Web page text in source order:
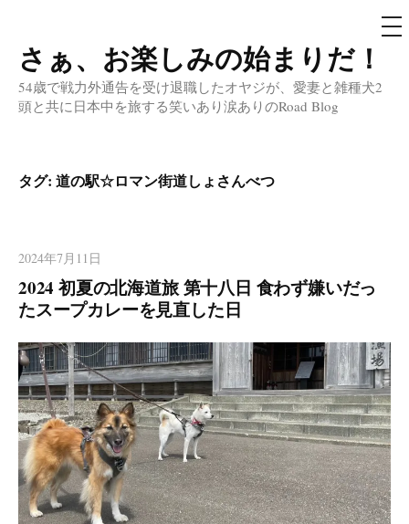
コ
ン
テ
へ
ッ
さぁ、お楽しみの始まりだ！
54歳で戦力外通告を受け退職したオヤジが、愛妻と雑種犬2
頭と共に日本中を旅する笑いあり涙ありのRoad Blog
メ
ニ
タグ: 道の駅☆ロマン街道しょさんべつ
2024年7月11日
2024 初夏の北海道旅 第十八日 食わず嫌いだっ
たスープカレーを見直した日